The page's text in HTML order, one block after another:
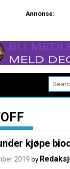
Annonse:
kjøpe
2019 by